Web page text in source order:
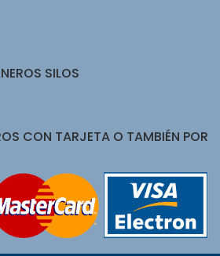
SILOS
CON TARJETA O TAMBIÉN POR